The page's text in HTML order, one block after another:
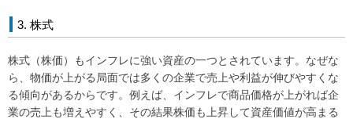
3. 株式
株式（株価）もインフレに強い資産の一つとされています。なぜな
ら、物価が上がる局面では多くの企業で売上や利益が伸びやすくな
る傾向があるからです。例えば、インフレで商品価格が上がれば企
業の売上も増えやすく、その結果株価も上昇して資産価値が高まる